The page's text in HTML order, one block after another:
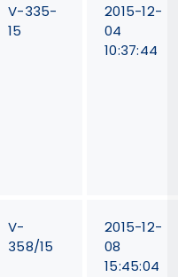
V-335-
15
2015-12-
04
10:37:44
V-
358/15
2015-12-
08
15:45:04